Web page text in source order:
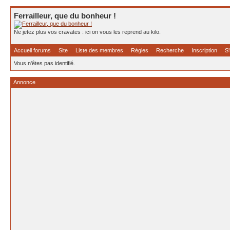
Ferrailleur, que du bonheur !
Ne jetez plus vos cravates : ici on vous les reprend au kilo.
Accueil forums Site Liste des membres Règles Recherche Inscription
Vous n'êtes pas identifié.
Annonce